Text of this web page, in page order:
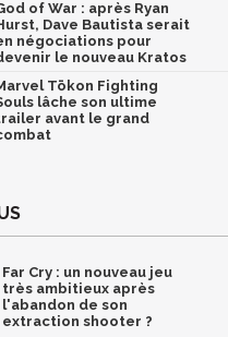
of War : après Ryan
Dave Bautista serait
négociations pour
le nouveau Kratos
Tōkon Fighting
lâche son ultime
avant le grand
Far Cry : un nouveau jeu
très ambitieux après
l'abandon de son
extraction shooter ?